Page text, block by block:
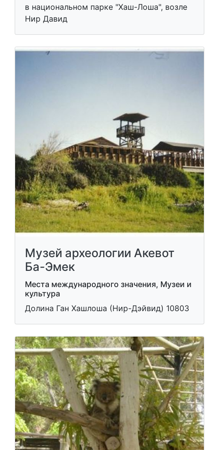
в национальном парке "Хаш-Лоша", возле
Нир Давид
Музей археологии Акевот
Ба-Эмек
Места международного значения, Музеи и
культура
Долина Ган Хашлоша (Нир-Дэйвид) 10803